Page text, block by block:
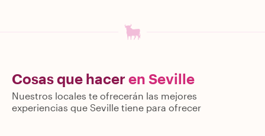
Cosas que hacer en Seville
Nuestros locales te ofrecerán las mejores
experiencias que Seville tiene para ofrecer